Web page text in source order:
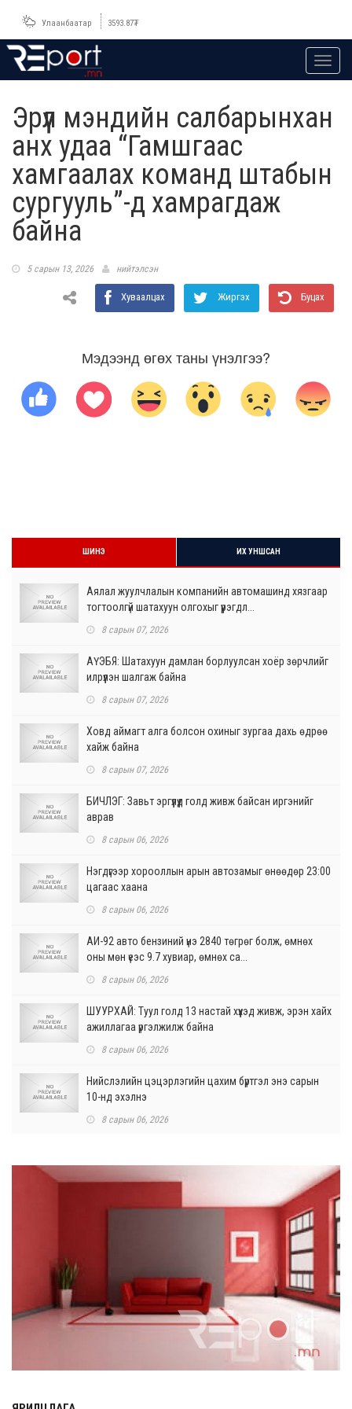
Улаанбаатар 3593.87₮
Эрүүл мэндийн салбарынхан
анх удаа “Гамшгаас
хамгаалах команд штабын
сургууль”-д хамрагдаж
байна
5 сарын 13, 2026 нийтэлсэн
Хуваалцах Жиргэх Буцах
Мэдээнд өгөх таны үнэлгээ?
ШИНЭ ИХ УНШСАН
Аялал жуулчлалын компанийн автомашинд хязгаар
тогтоолгүй шатахуун олгохыг үүрэгдл...
8 сарын 07, 2026
АҮЭБЯ: Шатахуун дамлан борлуулсан хоёр зөрчлийг
илрүүлэн шалгаж байна
8 сарын 07, 2026
Ховд аймагт алга болсон охиныг зургаа дахь өдрөө
хайж байна
8 сарын 07, 2026
БИЧЛЭГ: Завьт эргүүлүүд голд живж байсан иргэнийг
аврав
8 сарын 06, 2026
Нэгдүгээр хорооллын арын автозамыг өнөөдөр 23:00
цагаас хаана
8 сарын 06, 2026
АИ-92 авто бензиний үнэ 2840 төгрөг болж, өмнөх
оны мөн үеэс 9.7 хувиар, өмнөх са...
8 сарын 06, 2026
ШУУРХАЙ: Туул голд 13 настай хүүхэд живж, эрэн хайх
ажиллагаа үргэлжилж байна
8 сарын 06, 2026
Нийслэлийн цэцэрлэгийн цахим бүртгэл энэ сарын
10-нд эхэлнэ
8 сарын 06, 2026
барилгын ажлын нийт гүйцэтгэл 74.5 хув...
Нэгдүгээр ангид элсэгчдийн бүртгэлийг энэ сарын 17-
ноос E-Mongolia системээр зохи...
Өчигдөр согтуугаар тээврийн хэрэгсэл жолоодсон
95 хэрэг бүртгэгджээ
Хүүхдийн мөнгө, халамж, тэтгэмжийг энэ сарын 20-нд